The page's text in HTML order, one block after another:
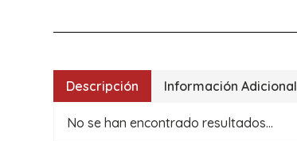
Descripción Información Adicional
No se han encontrado resultados...